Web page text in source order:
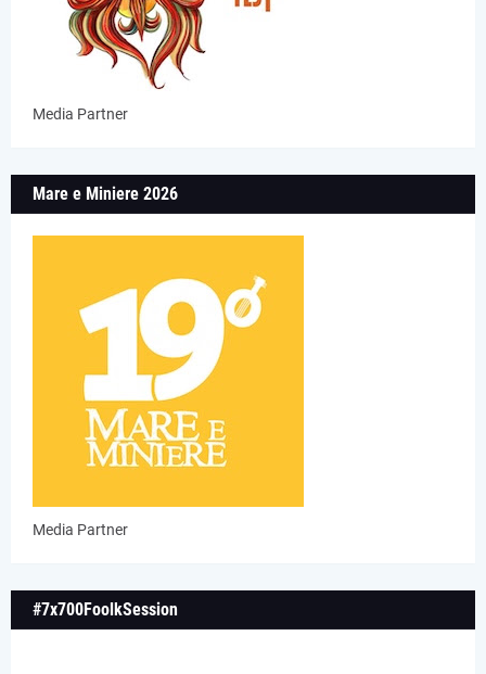
Media Partner
Mare e Miniere 2026
Media Partner
#7x700FoolkSession